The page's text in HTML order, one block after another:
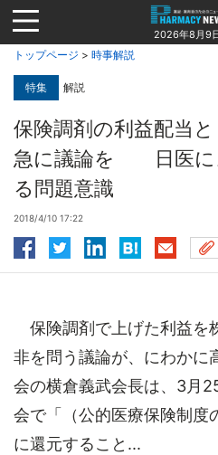
Jump
to
navigation
2026年8月9
トップページ > 時事解説
特集 解説
保険調剤の利益配当
急に議論を 日医に
る問題意識
2018/4/10 17:22
保険調剤で上げた利益を
非を問う議論が、にわかに
会の横倉義武会長は、3月
会で「（公的医療保険制度
に還元すること...